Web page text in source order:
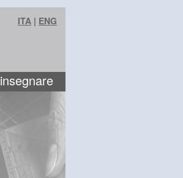
ITA | ENG
insegnare